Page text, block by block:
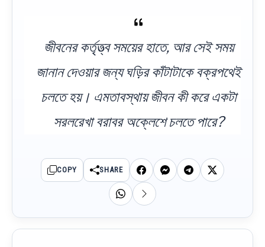
জীবনের কর্তৃত্ত্ব সময়ের হাতে, আর সেই সময়
জানান দেওয়ার জন্য ঘড়ির কাঁটাটাকে বক্রপথেই
চলতে হয়। এমতাবস্থায় জীবন কী করে একটা
সরলরেখা বরাবর অক্লেশে চলতে পারে?
COPY SHARE